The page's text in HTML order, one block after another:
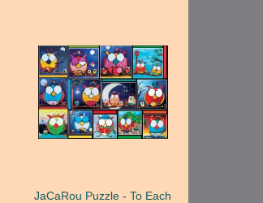
JaCaRou Puzzle - To Each